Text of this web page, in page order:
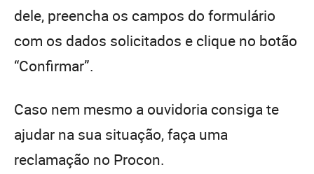
dele, preencha os campos do formulário
com os dados solicitados e clique no botão
“Confirmar”.
Caso nem mesmo a ouvidoria consiga te
ajudar na sua situação, faça uma
reclamação no Procon.